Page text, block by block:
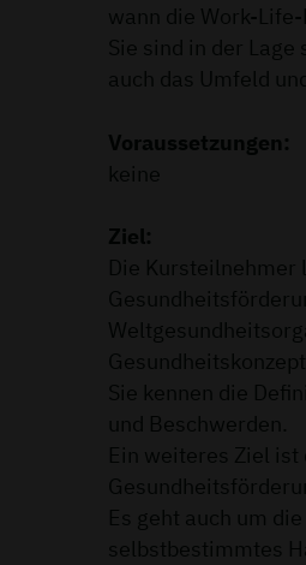
wann die Work-
Sie sind in der
auch das Umfeld
Voraussetzungen:
keine
Ziel:
Die Kursteilnehmer
Sie kennen die
und Beschwerden.
Ein weiteres Ziel
Es geht auch um
selbstbestimmtes